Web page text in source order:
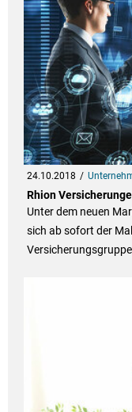
24.10.2018
Rhion
Unter dem neuen
sich ab sofort der